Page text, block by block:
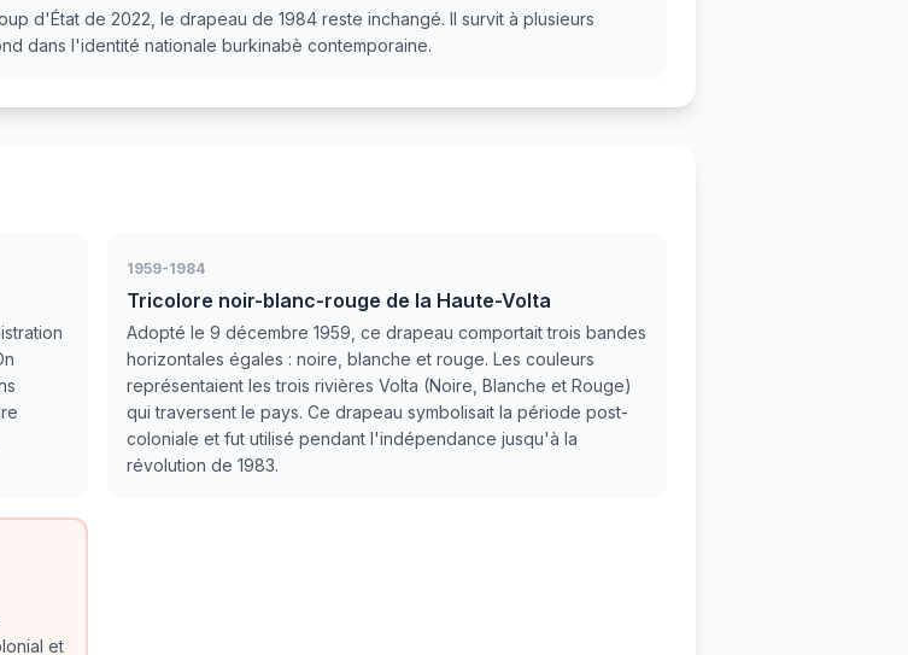
d'État de 2022, le drapeau de 1984 reste inchangé. Il survit à plusieurs
dans l'identité nationale burkinabè contemporaine.
1959-1984
Tricolore noir-blanc-rouge de la Haute-Volta
Adopté le 9 décembre 1959, ce drapeau comportait trois bandes
horizontales égales : noire, blanche et rouge. Les couleurs
représentaient les trois rivières Volta (Noire, Blanche et Rouge)
qui traversent le pays. Ce drapeau symbolisait la période post-
coloniale et fut utilisé pendant l'indépendance jusqu'à la
révolution de 1983.
et